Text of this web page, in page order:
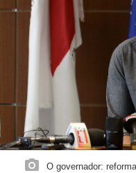
O governador: